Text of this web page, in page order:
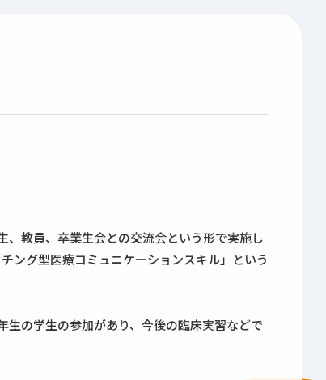
教員、卒業生会との交流会という形で実施し
ング型医療コミュニケーションスキル」という
の学生の参加があり、今後の臨床実習などで